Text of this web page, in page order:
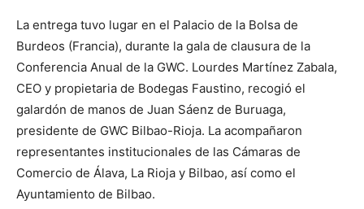
La entrega tuvo lugar en el Palacio de la Bolsa de
Burdeos (Francia), durante la gala de clausura de la
Conferencia Anual de la GWC. Lourdes Martínez Zabala,
CEO y propietaria de Bodegas Faustino, recogió el
galardón de manos de Juan Sáenz de Buruaga,
presidente de GWC Bilbao-Rioja. La acompañaron
representantes institucionales de las Cámaras de
Comercio de Álava, La Rioja y Bilbao, así como el
Ayuntamiento de Bilbao.